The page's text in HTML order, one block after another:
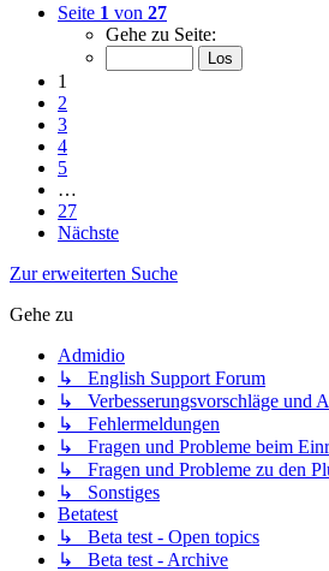
Seite 1 von 27
Gehe zu Seite:
1
2
3
4
5
…
27
Nächste
Zur erweiterten Suche
Gehe zu
Admidio
↳ English Support Forum
↳ Verbesserungsvorschläge und
↳ Fehlermeldungen
↳ Fragen und Probleme beim
↳ Fragen und Probleme zu den
↳ Sonstiges
Betatest
↳ Beta test - Open topics
↳ Beta test - Archive